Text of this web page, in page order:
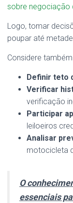
sobre negociação
Logo, tomar
poupar até
Considere
Definir teto
Verificar
verificação
Participar
leiloeiros
Analisar
motocicleta
O
essenciais